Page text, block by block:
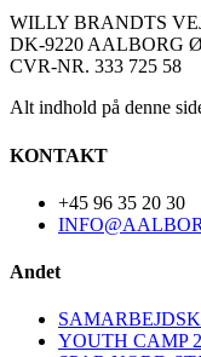
WILLY BRANDTS
DK-9220 AALBORG
CVR-NR. 333 725 58
Alt indhold på denne
KONTAKT
+45 96 35 20 30
Andet
YOUTH CAMP